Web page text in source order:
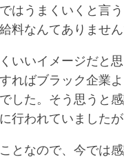
はうまくいくと言
料なんてありません
いいイメージだと
ればブラック企業
した。そう思うと
行われていました
となので、今では